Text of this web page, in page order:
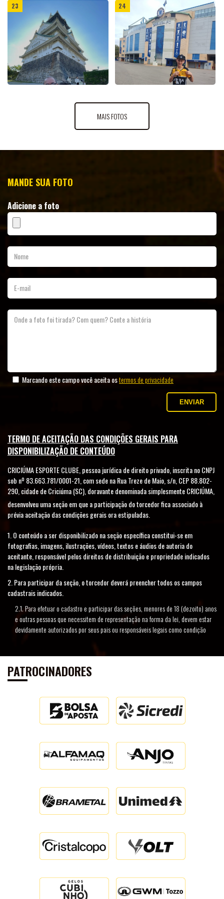
DE
IMPRENSA
PODCASTS
OUVIDORIA/CONTATO
23 24
MAIS FOTOS
MANDE SUA FOTO
Adicione a foto
Nome
E-mail
Onde a foto foi tirada? Com quem? Conte a história
Marcando este campo você aceita ostermos de privacidade
ENVIAR
TERMO DE ACEITAÇÃO DAS CONDIÇÕES GERAIS PARA
DISPONIBILIZAÇÃO DE CONTEÚDO
CRICIÚMA ESPORTE CLUBE, pessoa jurídica de direito privado, inscrita no CNPJ
sob nº 83.663.781/0001-21, com sede na Rua Treze de Maio, s/n, CEP 88.802-
290, cidade de Criciúma (SC), doravante denominada simplesmente CRICIÚMA,
desenvolveu uma seção em que a participação do torcedor fica associado à
prévia aceitação das condições gerais ora estipuladas.
1. O conteúdo a ser disponibilizado na seção específica constitui-se em
fotografias, imagens, ilustrações, vídeos, textos e áudios de autoria do
aceitante, responsável pelos direitos de distribuição e propriedade indicados
na legislação própria.
2. Para participar da seção, o torcedor deverá preencher todos os campos
cadastrais indicados.
2.1. Para efetuar o cadastro e participar das seções, menores de 18 (dezoito) anos
e outras pessoas que necessitem de representação na forma da lei, devem estar
devidamente autorizados por seus pais ou responsáveis legais como condição
necessária para disponibilizar o Conteúdo.
2.2. Ao cadastrar-se e enviar Conteúdo, o torcedor estará concordando com a
integralidade do presente instrumento. Em caso de não concordância, o torcedor
não deve aceitar o presente termo, impossibilitado, desta forma, de enviar
2.3. Desde que o cadastro tenha sido feito com sucesso e o torcedor tenha
informado seu nome para crédito de autoria, o conteúdo que enviar poderá ser
publicado, veiculado, e/ou comercializado com a atribuição do respectivo crédito
2.4. O conteúdo encaminhado pelo leitor poderá ou não ser publicado, a
exclusivo critério do clube e sem qualquer limitação de tempo.
sua autoria, por e-mail.
2.6. O conteúdo enviado poderá ser publicado diretamente no site, bem como ser
utilizado nas campanhas comerciais do clube e/ou cedido a terceiros
2.7. O Criciúma Esporte Clube se reserva o direito de não veicular o Conteúdo
que se constitua em ofensa pessoal a terceiro, que atente contra a ordem
estatuto do clube.
3. Cessão de direitos e exclusividade:
PATROCINADORES